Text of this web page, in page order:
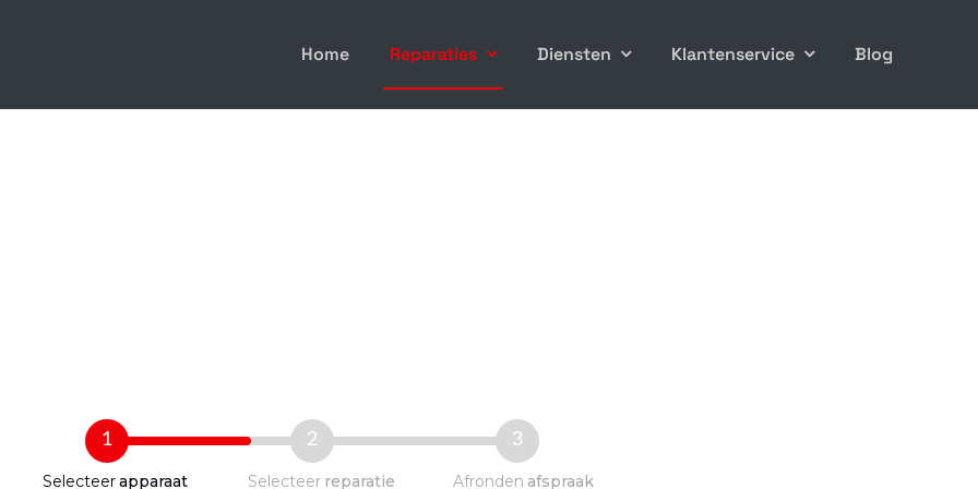
Home Reparaties Diensten Klantenservice Blog
1
Selecteerapparaat
2
Selecteer reparatie
3
Afronden afspraak